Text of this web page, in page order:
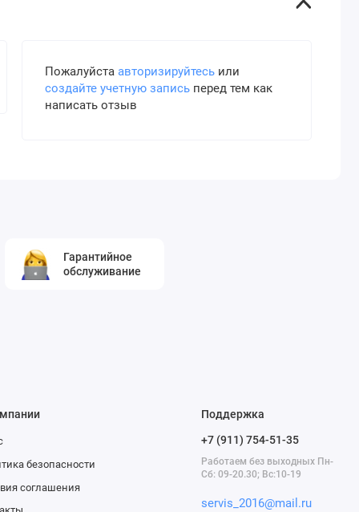
Пожалуйста авторизируйтесьили
создайте учетную записьперед тем как
написать отзыв
Гарантийное
обслуживание
безопасности
соглашения
Поддержка
+7 (911) 754-51-35
Работаем без выходных Пн-
Сб: 09-20.30; Вс:10-19
servis_2016@mail.ru